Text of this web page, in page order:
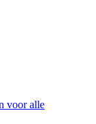
voor alle